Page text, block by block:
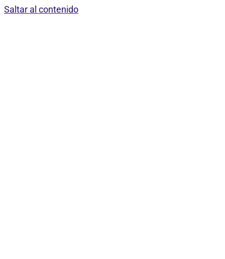
Saltar al contenido